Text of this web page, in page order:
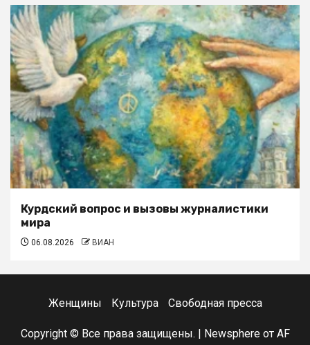
Курдский вопрос и вызовы журналистики
мира
06.08.2026 ВИАН
Женщины Культура Свободная пресса
Copyright © Все права защищены. | Newsphereот AF